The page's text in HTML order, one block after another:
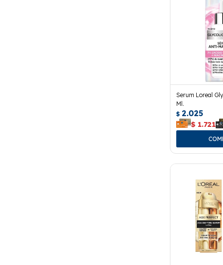
Serum Loreal
Ml.
$ 2.025
$ 1.721